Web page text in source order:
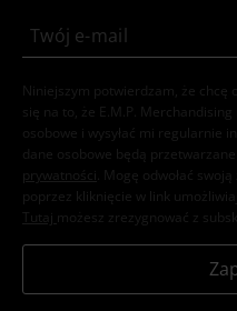
Niniejszym potwierdzam, że
się na to, że E.M.P.
osobowe i wysyłać mi
dane osobowe będą
prywatności . Mogę odwołać
poprzez kliknięcie w link
Tutaj możesz zrezygnować z